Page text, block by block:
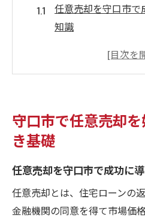
任意売却を守口市で
知識
任意売却に必要な
守口市で任意売却
グとは
する
任意売却の査定で得る
守口市で任意売却
き基礎
任意売却を守口市で成功に
任意売却とは、住宅ローンの
金融機関の同意を得て市場価